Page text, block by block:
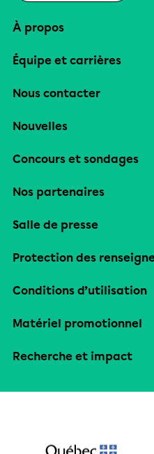
À propos
Équipe et carrières
Nous contacter
Nouvelles
Concours et sondages
Nos partenaires
Salle de presse
Protection des
Conditions d’utilisation
Matériel promotionnel
Recherche et impact